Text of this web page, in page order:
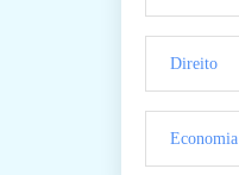
Direito
Economia